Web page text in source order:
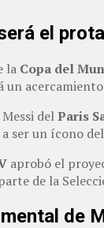
el
la Copa del
delParis
ser un ícono
aprobó el
de la
de